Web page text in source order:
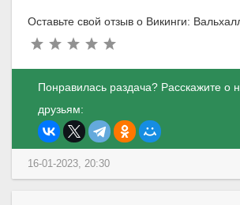
Оставьте свой отзыв о Викинги:
Понравилась раздача? Расскажите о
друзьям:
16-01-2023, 20:30